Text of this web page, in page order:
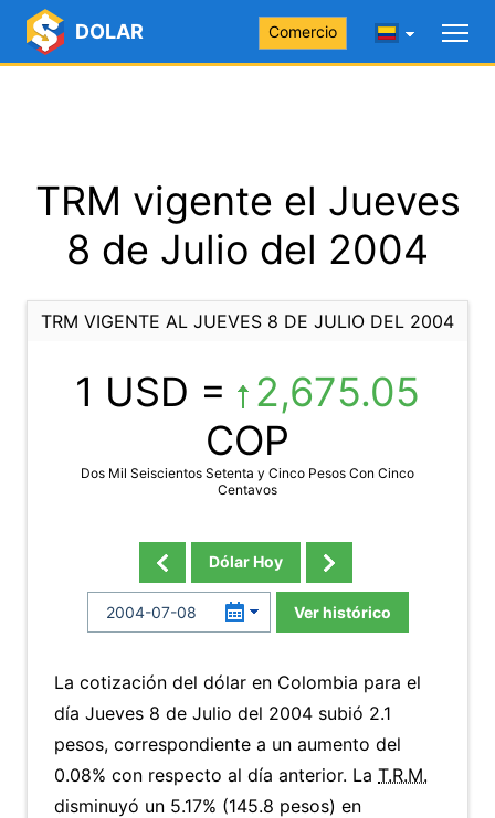
DOLAR Comercio
TRM vigente el Jueves
8 de Julio del 2004
TRM VIGENTE AL JUEVES 8 DE JULIO DEL 2004
1 USD =
2,675.05
COP
Dos Mil Seiscientos Setenta y Cinco Pesos Con Cinco
Centavos
Dólar Hoy
Ver histórico
La cotización del dólar en Colombia para el
día Jueves 8 de Julio del 2004 subió 2.1
pesos, correspondiente a un aumento del
0.08% con respecto al día anterior. La T.R.M.
disminuyó un 5.17% (145.8 pesos) en